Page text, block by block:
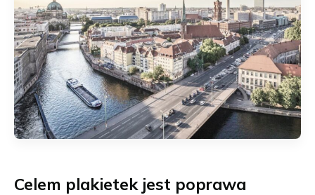
Celem plakietek jest poprawa